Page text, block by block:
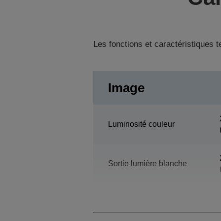
Les fonctions et caractéristiques
Image
Luminosité couleur
Sortie lumière blanche